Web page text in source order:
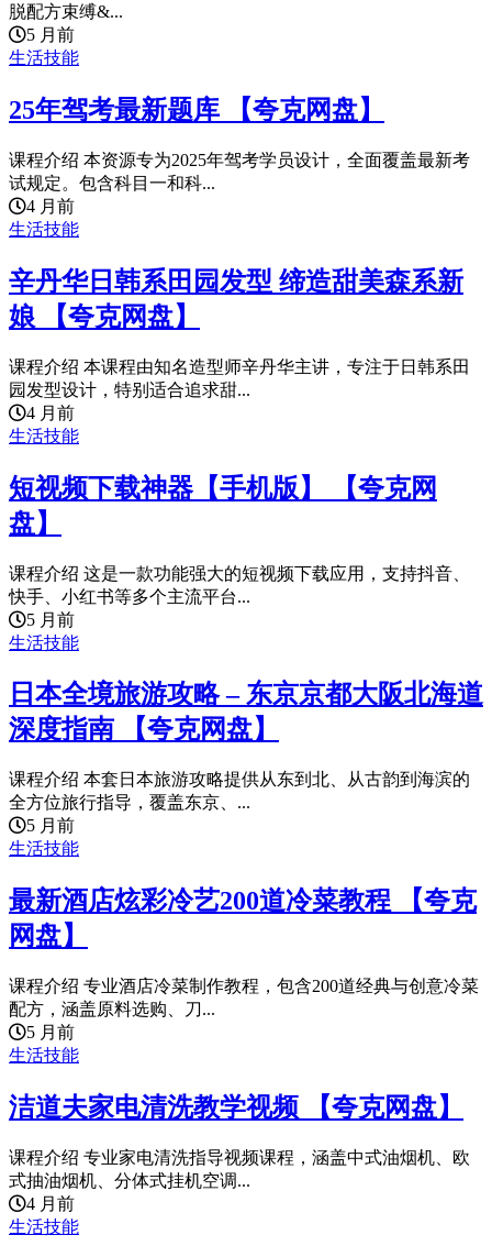
脱配方束缚&...
5 月前
生活技能
25年驾考最新题库 【夸克网盘】
课程介绍 本资源专为2025年驾考学员设计，全面覆盖最新考
试规定。包含科目一和科...
4 月前
生活技能
辛丹华日韩系田园发型 缔造甜美森系新
娘 【夸克网盘】
课程介绍 本课程由知名造型师辛丹华主讲，专注于日韩系田
园发型设计，特别适合追求甜...
4 月前
生活技能
短视频下载神器【手机版】 【夸克网
盘】
课程介绍 这是一款功能强大的短视频下载应用，支持抖音、
快手、小红书等多个主流平台...
5 月前
生活技能
日本全境旅游攻略 – 东京京都大阪北海道
深度指南 【夸克网盘】
课程介绍 本套日本旅游攻略提供从东到北、从古韵到海滨的
全方位旅行指导，覆盖东京、...
5 月前
生活技能
最新酒店炫彩冷艺200道冷菜教程 【夸克
网盘】
课程介绍 专业酒店冷菜制作教程，包含200道经典与创意冷菜
配方，涵盖原料选购、刀...
5 月前
生活技能
洁道夫家电清洗教学视频 【夸克网盘】
课程介绍 专业家电清洗指导视频课程，涵盖中式油烟机、欧
式抽油烟机、分体式挂机空调...
4 月前
生活技能